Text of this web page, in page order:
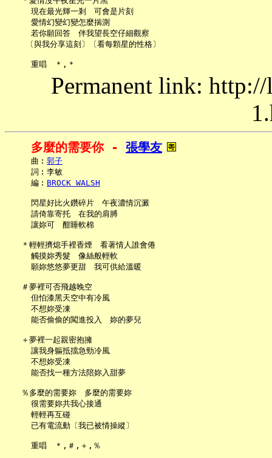
     現在最光輝一剎　可會是片刻
     愛情幻變幻變怎麼揣測
     若你願回答　伴我望長空仔細觀察
    〔與我分享這刻〕〔看每顆星的性格〕
Permanent link:
多麼的需要你 - 張學友
     曲︰
郭子
     詞︰李敏
     編︰
BROCK WALSH
     閃星好比火鑽碎片　午夜濃情沉澱
     請倚靠寄托　在我的肩膊
     讓妳可　酣睡軟棉
   ＊輕輕擠熄手裡香煙　看著情人誰會倦
     觸摸妳秀髮　像絲般輕軟
     願妳悠悠夢更甜　我可供給溫暖
   ＃夢裡可否飛越晚空
     但怕漆黑天空中有冷風
     不想妳受凍
     能否偷偷的闖進投入　妳的夢兒
   ＋夢裡一起親密抱擁
     讓我身軀抵擋急勁冷風
     不想妳受凍
     能否找一種方法陪妳入甜夢
   ％多麼的需要妳　多麼的需要妳
     很需要妳共我心接通
     輕輕再互碰
     已有電流動〔我已被情操縱〕